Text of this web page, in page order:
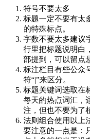
符号不要太多
标题一定不要有太
的特殊标点。
字数不要太多建议
行里把标题说明白
部提到，可以留点
标注栏目有些公众
符“|”来区分。
标题关键词选取在
每天的热点词汇，
注，但也不要为了
法则组合使用以上
要注意的一点是：